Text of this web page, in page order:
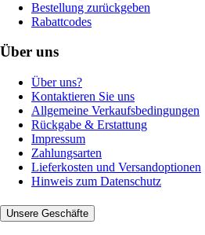
Bestellung zurückgeben
Rabattcodes
Über uns
Über uns?
Kontaktieren Sie uns
Allgemeine Verkaufsbedingungen
Rückgabe & Erstattung
Impressum
Zahlungsarten
Lieferkosten und Versandoptionen
Hinweis zum Datenschutz
Unsere Geschäfte